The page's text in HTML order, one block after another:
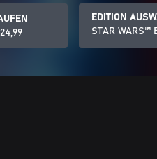
EDITION
STAR